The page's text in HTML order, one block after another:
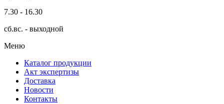
7.30 - 16.30
сб.вс. - выходной
Меню
Каталог продукции
Акт экспертизы
Доставка
Новости
Контакты